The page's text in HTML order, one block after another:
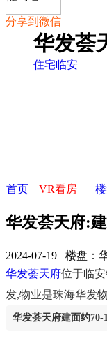
分享到微信
华发荟
住宅临安
首页
VR看房
华发荟天府:
2024-07-19 楼盘：
华发荟天府位于临
发,物业是珠海华发
华发荟天府建面约70-